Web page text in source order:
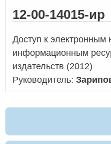
12-00-14015-ир
Доступ к электронным
информационным
издательств (2012)
Руководитель: